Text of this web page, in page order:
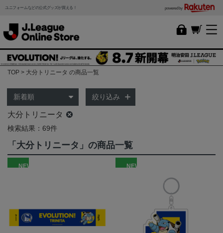
ユニフォームなどの公式グッズが買える！ powered by
TOP 大分トリニータ の商品一覧
絞り込み
大分トリニータ
検索結果：69件
「大分トリニータ」の商品一覧
NEW NEW